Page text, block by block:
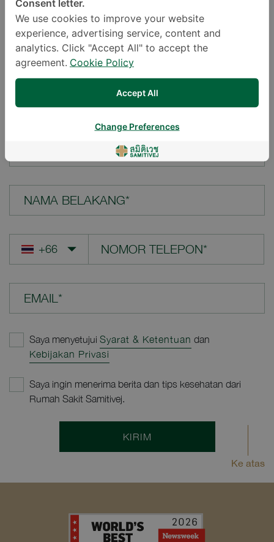
LOKASI*
PERTANYAAN ANDA*
NAMA BELAKANG*
EMAIL*
Saya menyetujui Syarat & Ketentuan dan
Kebijakan Privasi
Saya ingin menerima berita dan tips kesehatan dari
Rumah Sakit Samitivej.
KIRIM
Ke atas
Consent letter.
We use cookies to improve your website
experience, advertising service, content and
analytics. Click "Accept All" to accept the
agreement. Cookie Policy
Accept All
Change Preferences